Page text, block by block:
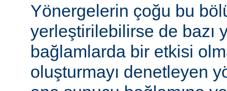
Yönergelerin çoğu bu
yerleştirilebilirse de bazı
bağlamlarda bir etkisi
oluşturmayı denetleyen